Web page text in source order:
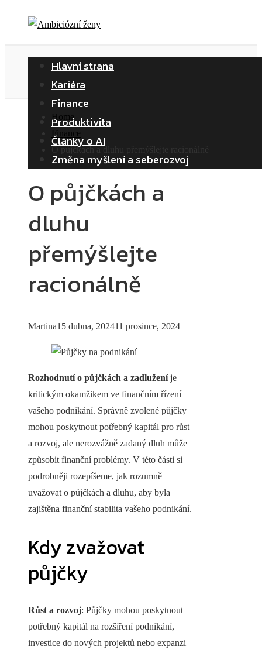
Hlavní strana
Kariéra
Finance
Produktivita
Články o AI
Změna myšlení a seberozvoj
Home
Finance
O půjčkách a dluhu přemýšlejte racionálně
O půjčkách a
dluhu
přemýšlejte
racionálně
Martina15 dubna, 202411 prosince, 2024
Rozhodnutí o půjčkách a zadluženíje
kritickým okamžikem ve finančním řízení
vašeho podnikání. Správně zvolené půjčky
mohou poskytnout potřebný kapitál pro růst
a rozvoj, ale nerozvážně zadaný dluh může
způsobit finanční problémy. V této části si
podrobněji rozepíšeme, jak rozumně
uvažovat o půjčkách a dluhu, aby byla
zajištěna finanční stabilita vašeho podnikání.
Kdy zvažovat
půjčky
Růst a rozvoj: Půjčky mohou poskytnout
potřebný kapitál na rozšíření podnikání,
investice do nových projektů nebo expanzi